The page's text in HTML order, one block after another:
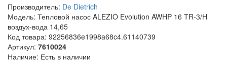
Производитель: De Dietrich
Модель: Тепловой насос ALEZIO Evolution AWHP 16 TR-3/H
воздух-вода 14,65
Код товара: 92256836e1998a68c4.61140739
Артикул: 7610024
Наличие: Есть в наличии